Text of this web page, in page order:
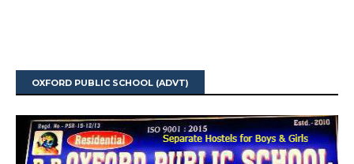
OXFORD PUBLIC SCHOOL (ADVT)